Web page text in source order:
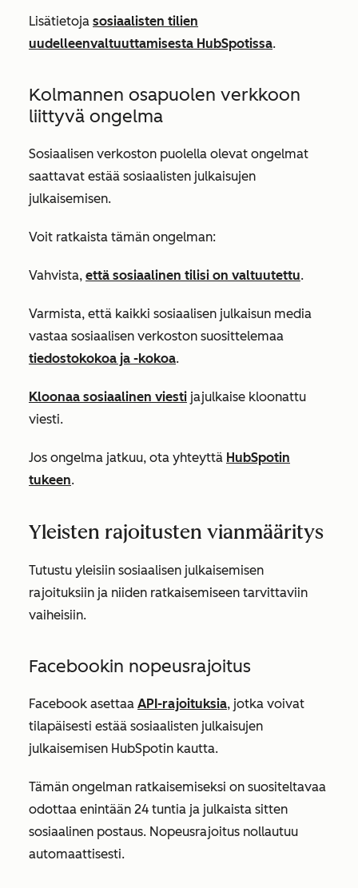
Lisätietoja sosiaalisten tilien
uudelleenvaltuuttamisesta HubSpotissa.
Kolmannen osapuolen verkkoon
liittyvä ongelma
Sosiaalisen verkoston puolella olevat ongelmat
saattavat estää sosiaalisten julkaisujen
julkaisemisen.
Voit ratkaista tämän ongelman:
Vahvista, että sosiaalinen tilisi on valtuutettu.
Varmista, että kaikki sosiaalisen julkaisun media
vastaa sosiaalisen verkoston suosittelemaa
tiedostokokoa ja -kokoa.
Kloonaa sosiaalinen viesti jajulkaise kloonattu
viesti.
Jos ongelma jatkuu, ota yhteyttä HubSpotin
tukeen.
Yleisten rajoitusten vianmääritys
Tutustu yleisiin sosiaalisen julkaisemisen
rajoituksiin ja niiden ratkaisemiseen tarvittaviin
vaiheisiin.
Facebookin nopeusrajoitus
Facebook asettaa API-rajoituksia, jotka voivat
tilapäisesti estää sosiaalisten julkaisujen
julkaisemisen HubSpotin kautta.
Tämän ongelman ratkaisemiseksi on suositeltavaa
odottaa enintään 24 tuntia ja julkaista sitten
sosiaalinen postaus. Nopeusrajoitus nollautuu
automaattisesti.